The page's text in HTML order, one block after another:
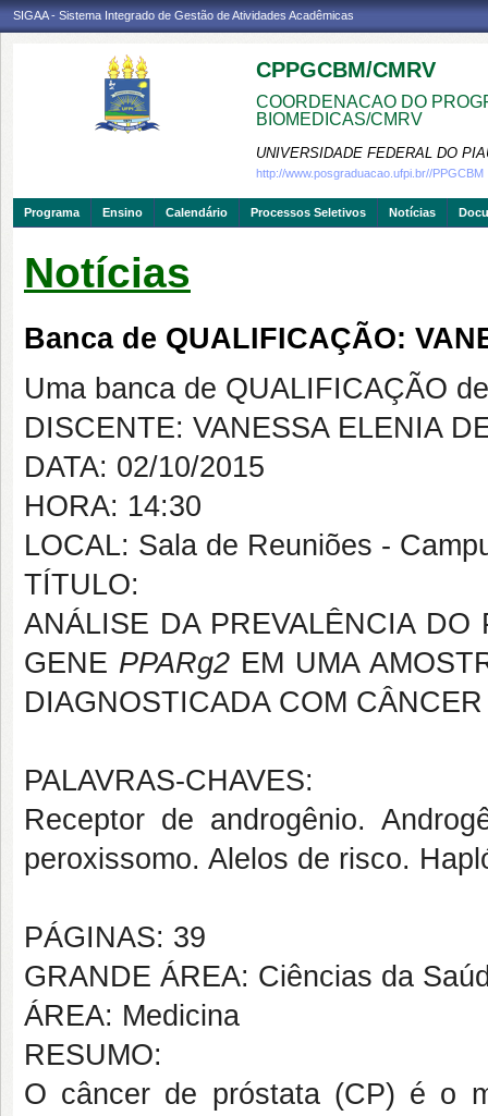
SIGAA - Sistema Integrado de Gestão de Atividades Acadêmicas
CPPGCBM/CMRV
COORDENACAO DO
BIOMEDICAS/CMRV
UNIVERSIDADE FEDERAL DO
http://www.posgraduacao.ufpi.br//PPGCBM
Programa Ensino Calendário Processos Seletivos Notícias
Notícias
Banca de QUALIFICAÇÃO:
Uma banca de QUALIFICAÇÃO
DISCENTE: VANESSA ELENIA
DATA: 02/10/2015
HORA: 14:30
LOCAL: Sala de Reuniões -
TÍTULO:
ANÁLISE DA PREVALÊNCIA
GENE PPARg2 EM UMA
DIAGNOSTICADA COM
PALAVRAS-CHAVES:
Receptor de androgênio.
peroxissomo. Alelos de risco.
PÁGINAS: 39
GRANDE ÁREA: Ciências da
ÁREA: Medicina
RESUMO:
O câncer de próstata (CP) é o